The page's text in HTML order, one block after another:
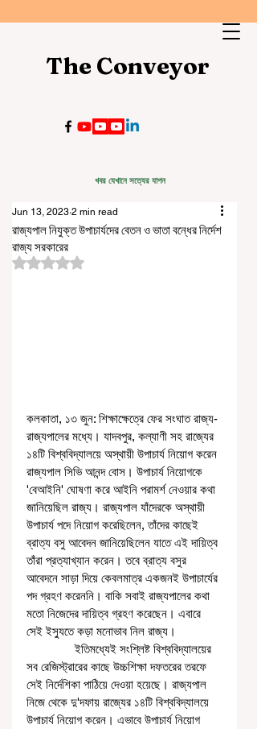
The Conveyor
খবর যেখানে সত্যের যাপন
রাজ্যপাল নিযুক্ত উপাচার্যদের বেতন ও ভাতা বন্ধের নির্দেশ
রাজ্য সরকারের
Jun 13, 2023 2 min read
Rated NaN out of 5 stars.
কলকাতা, ১৩ জুন: শিক্ষাক্ষেত্রে ফের সংঘাত রাজ্য-
রাজ্যপালের মধ্যে। যাদবপুর, কল্যাণী সহ রাজ্যের
১৪টি বিশ্ববিদ্যালয়ে অস্থায়ী উপাচার্য নিয়োগ করেন
রাজ্যপাল সিভি আনন্দ বোস। উপাচার্য নিয়োগকে
'বেআইনি' ঘোষণা করে আইনি পরামর্শ নেওয়ার কথা
জানিয়েছিল রাজ্য। রাজ্যপাল যাঁদেরকে অস্থায়ী
উপাচার্য পদে নিয়োগ করেছিলেন, তাঁদের কাছেই
ব্রাত্য বসু আবেদন জানিয়েছিলেন যাতে এই দায়িত্ব
তাঁরা প্রত্যাখ্যান করেন। তবে ব্রাত্য বসুর
আবেদনে সাড়া দিয়ে কেবলমাত্র একজনই উপাচার্যের
পদ গ্রহণ করেননি। বাকি সবাই রাজ্যপালের কথা
মতো নিজেদের দায়িত্ব গ্রহণ করেছেন। এবারে
সেই ইস্যুতে কড়া মনোভাব নিল রাজ্য।
               ইতিমধ্যেই সংশ্লিষ্ট বিশ্ববিদ্যালয়ের
সব রেজিস্ট্রারের কাছে উচ্চশিক্ষা দফতরের তরফে
সেই নির্দেশিকা পাঠিয়ে দেওয়া হয়েছে। রাজ্যপাল
নিজে থেকে দু'দফায় রাজ্যের ১৪টি বিশ্ববিদ্যালয়ে
উপাচার্য নিয়োগ করেন। এভাবে উপাচার্য নিয়োগ